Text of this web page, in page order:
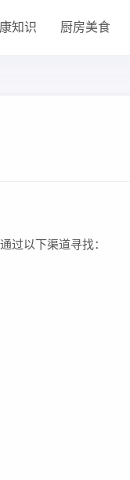
知识 厨房美食
过以下渠道寻找：